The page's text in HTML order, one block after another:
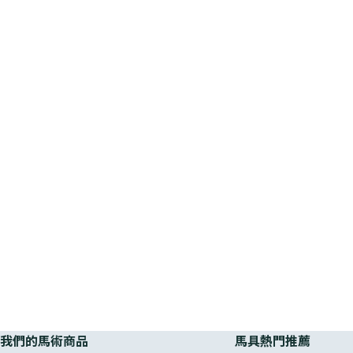
我們的馬術商品 馬具熱門推薦